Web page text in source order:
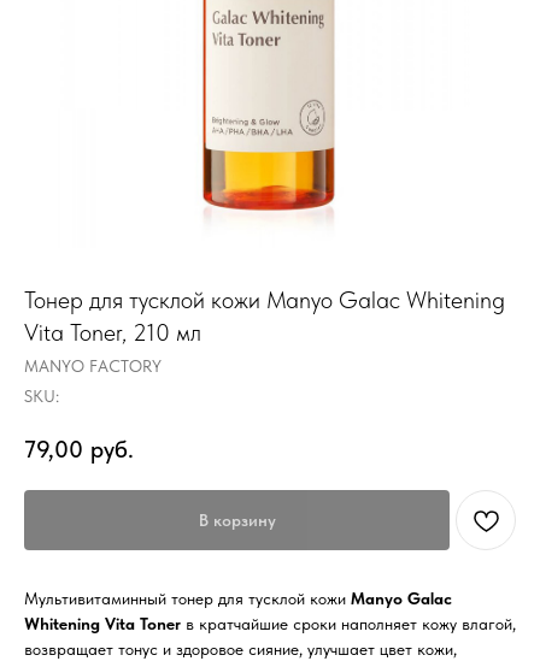
Тонер для тусклой кожи Manyo Galac Whitening
Vita Toner, 210 мл
MANYO FACTORY
SKU:
79,00 руб.
В корзину
Мультивитаминный тонер для тусклой кожи Manyo Galac
Whitening Vita Toner в кратчайшие сроки наполняет кожу влагой,
возвращает тонус и здоровое сияние, улучшает цвет кожи,